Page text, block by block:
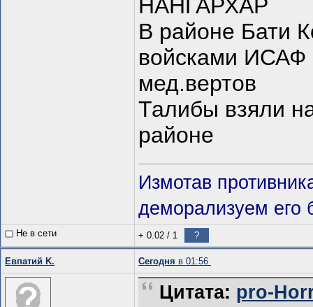
НАНГАРХАР
В районе Бати
войсками ИСАФ
мед.вертов
Талибы взяли
районе
Измотав
деморализуем его
Не в сети + 0.02 / 1 ?
Евпатий K. Сегодня в 01:56
Цитата: pro-